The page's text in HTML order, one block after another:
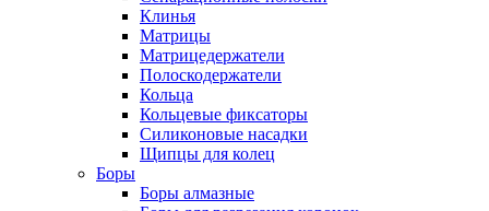
Клинья
Матрицы
Матрицедержатели
Полоскодержатели
Кольца
Кольцевые фиксаторы
Силиконовые насадки
Щипцы для колец
Боры
Боры алмазные